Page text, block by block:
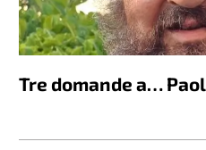
Tre domande a…